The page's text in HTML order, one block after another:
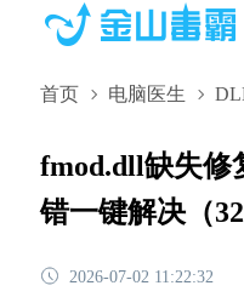
首页 电脑医生
fmod.dll缺失修
错一键解决（
2026-07-02 11:22:32